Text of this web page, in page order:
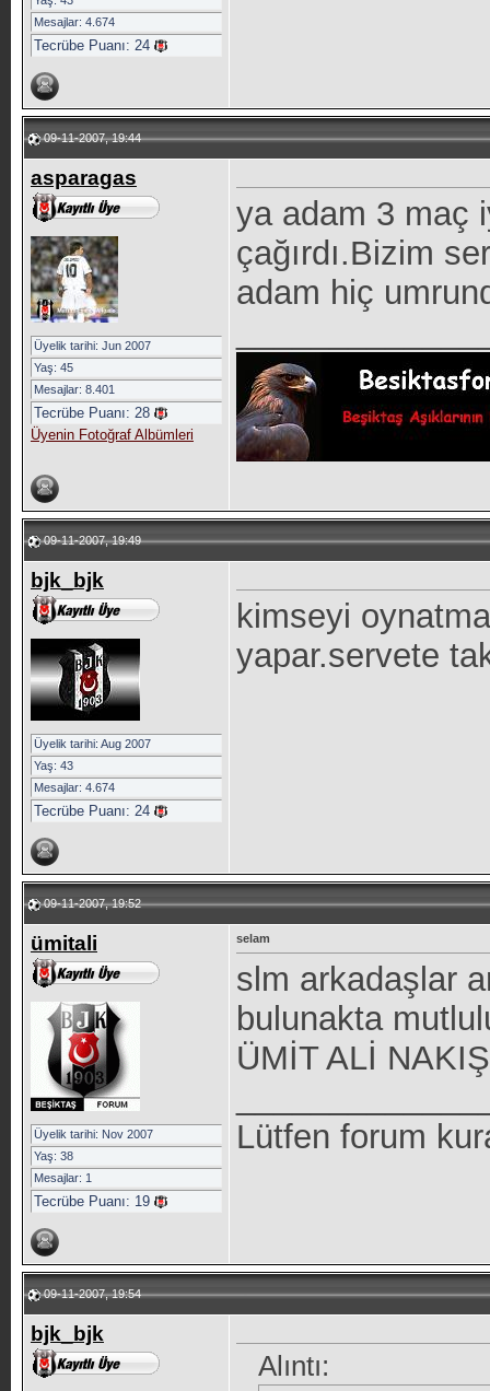
Mesajlar: 4.674
Tecrübe Puanı: 24
09-11-2007, 19:44
asparagas
Üyelik tarihi: Jun 2007
Yaş: 45
Mesajlar: 8.401
Tecrübe Puanı: 28
Üyenin Fotoğraf Albümleri
ya adam 3 maç
çağırdı.Bizim
adam hiç
09-11-2007, 19:49
bjk_bjk
Üyelik tarihi: Aug 2007
Yaş: 43
Mesajlar: 4.674
Tecrübe Puanı: 24
kimseyi
yapar.servete
09-11-2007, 19:52
ümitali
Üyelik tarihi: Nov 2007
Yaş: 38
Mesajlar: 1
Tecrübe Puanı: 19
selam
slm arkadaşlar
bulunakta
ÜMİT ALİ NAKIŞ
Lütfen forum
09-11-2007, 19:54
bjk_bjk
Alıntı: